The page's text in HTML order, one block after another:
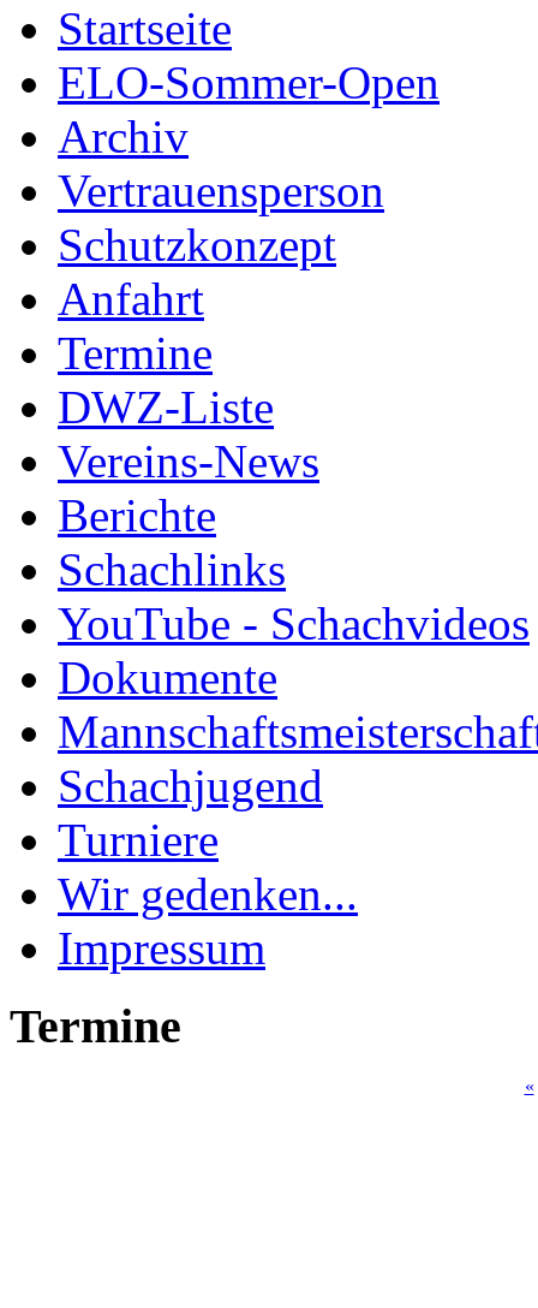
Startseite
ELO-Sommer-Open
Archiv
Vertrauensperson
Schutzkonzept
Anfahrt
Termine
DWZ-Liste
Vereins-News
Berichte
Schachlinks
YouTube - Schachvideos
Dokumente
Schachjugend
Turniere
Wir gedenken...
Impressum
Termine
«